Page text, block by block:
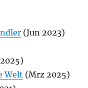
(Jun 2023)
Welt (Mrz 2025)